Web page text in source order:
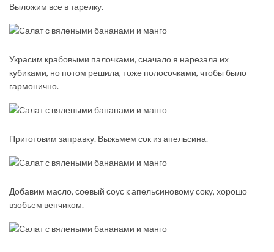
Выложим все в тарелку.
Украсим крабовыми палочками, сначало я нарезала их
кубиками, но потом решила, тоже полосочками, чтобы было
гармонично.
Приготовим заправку. Выжьмем сок из апельсина.
Добавим масло, соевый соус к апельсиновому соку, хорошо
взобьем венчиком.